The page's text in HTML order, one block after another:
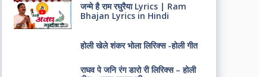
जन्मे है राम रघुरैया Lyrics | Ram
Bhajan Lyrics in Hindi
होली खेले शंकर भोला लिरिक्स -होली गीत
राघव पे जनि रंग डारो री लिरिक्स – होली